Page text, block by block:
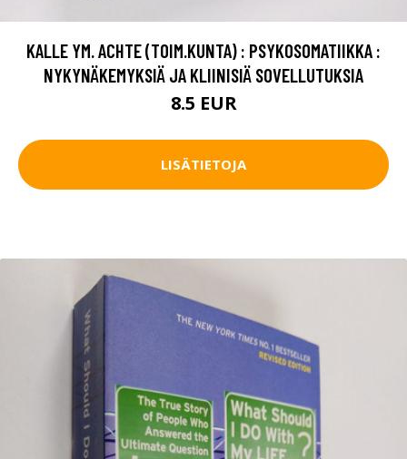
KALLE YM. ACHTE (TOIM.KUNTA) : PSYKOSOMATIIKKA :
NYKYNÄKEMYKSIÄ JA KLIINISIÄ SOVELLUTUKSIA
8.5 EUR
LISÄTIETOJA